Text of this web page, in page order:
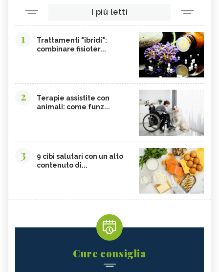
I più letti
1
Trattamenti "ibridi":
combinare fisioter...
2
Terapie assistite con
animali: come funz...
3
9 cibi salutari con un alto
contenuto di...
Cure consiglia